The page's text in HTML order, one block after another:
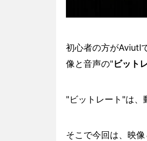
初心者の方がAviutl
像と音声の"ビット
"ビットレート"は、
そこで今回は、映